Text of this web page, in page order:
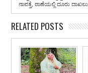
ನಾಪತ್ತೆ, ಠಾಣೆಯಲ್ಲಿ ದೂರು ದಾಖಲು
RELATED POSTS